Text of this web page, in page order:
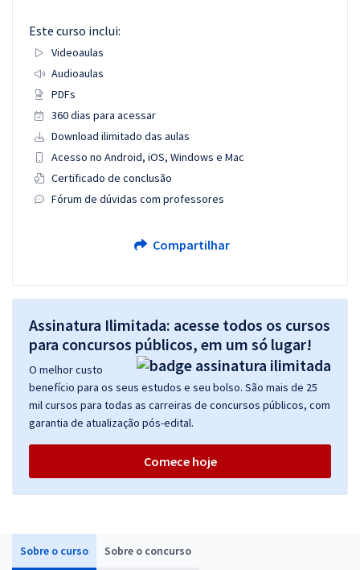
Sobre o curso Sobre o concurso
Este curso inclui:
Videoaulas
Audioaulas
PDFs
360 dias para acessar
Download ilimitado das aulas
Acesso no Android, iOS, Windows e Mac
Certificado de conclusão
Fórum de dúvidas com professores
Compartilhar
Assinatura Ilimitada: acesse todos os cursos
para concursos públicos, em um só lugar!
O melhor custo
benefício para os seus estudos e seu bolso. São mais de 25
mil cursos para todas as carreiras de concursos públicos, com
garantia de atualização pós-edital.
Comece hoje